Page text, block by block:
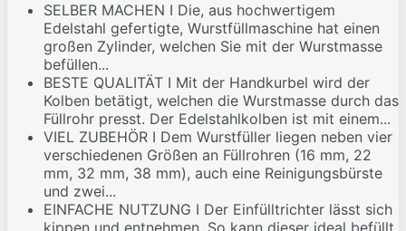
SELBER MACHEN I Die, aus hochwertigem
Edelstahl gefertigte, Wurstfüllmaschine hat einen
großen Zylinder, welchen Sie mit der Wurstmasse
befüllen...
BESTE QUALITÄT I Mit der Handkurbel wird der
Kolben betätigt, welchen die Wurstmasse durch das
Füllrohr presst. Der Edelstahlkolben ist mit einem...
VIEL ZUBEHÖR I Dem Wurstfüller liegen neben vier
verschiedenen Größen an Füllrohren (16 mm, 22
mm, 32 mm, 38 mm), auch eine Reinigungsbürste
und zwei...
EINFACHE NUTZUNG I Der Einfülltrichter lässt sich